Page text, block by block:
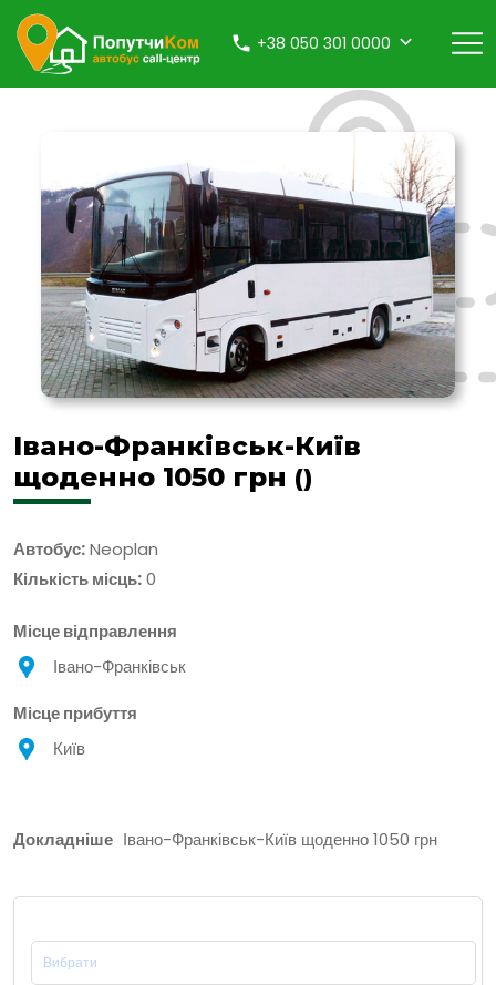
+38 050 301 0000
Івано-Франківськ-Київ
щоденно 1050 грн ()
Автобус:Neoplan
Кількість місць:0
Місце відправлення
Івано-Франківськ
Місце прибуття
Київ
Докладніше Івано-Франківськ-Київ щоденно 1050 грн